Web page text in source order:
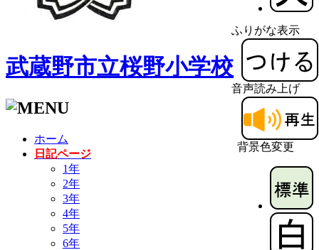
ふりがな表示
音声読み上げ
背景色変更
武蔵野市立桜野小学校
ホーム
日記ページ
1年
2年
3年
4年
5年
6年